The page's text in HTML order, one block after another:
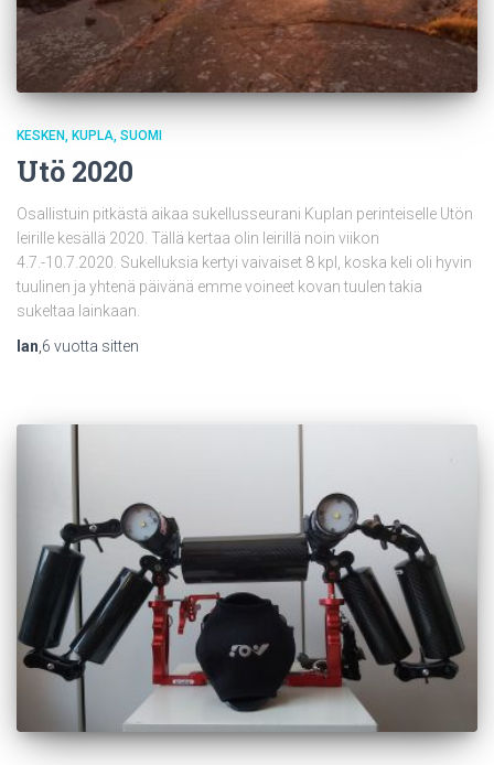
KESKEN KUPLA SUOMI
Utö 2020
Osallistuin pitkästä aikaa sukellusseurani Kuplan perinteiselle Utön
leirille kesällä 2020. Tällä kertaa olin leirillä noin viikon
4.7.-10.7.2020. Sukelluksia kertyi vaivaiset 8 kpl, koska keli oli hyvin
tuulinen ja yhtenä päivänä emme voineet kovan tuulen takia
sukeltaa lainkaan.
Ian,6 vuotta sitten